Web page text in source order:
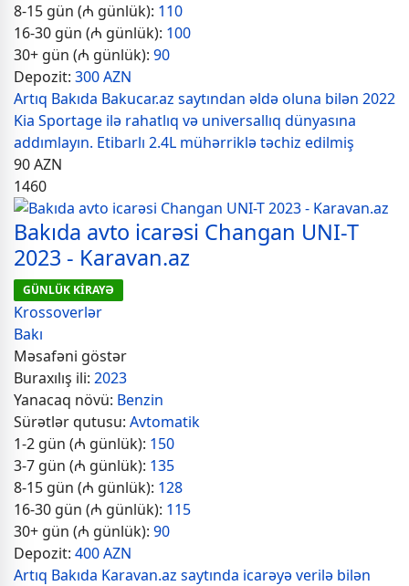
8-15 gün (₼ günlük): 110
16-30 gün (₼ günlük): 100
30+ gün (₼ günlük): 90
Depozit: 300 AZN
Artıq Bakıda Bakucar.az saytından əldə oluna bilən 2022
Kia Sportage ilə rahatlıq və universallıq dünyasına
addımlayın. Etibarlı 2.4L mühərriklə təchiz edilmiş
90AZN
1460
Bakıda avto icarəsi Changan UNI-T
2023 - Karavan.az
GÜNLÜK KİRAYƏ
Krossoverlər
Bakı
Məsafəni göstər
Buraxılış ili: 2023
Yanacaq növü: Benzin
Sürətlər qutusu: Avtomatik
1-2 gün (₼ günlük): 150
3-7 gün (₼ günlük): 135
8-15 gün (₼ günlük): 128
16-30 gün (₼ günlük): 115
30+ gün (₼ günlük): 90
Depozit: 400 AZN
Artıq Bakıda Karavan.az saytında icarəyə verilə bilən